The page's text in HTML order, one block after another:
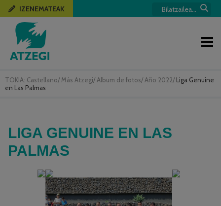
TOKIA: Castellano/ Más Atzegi/ Album de fotos/ Año 2022/ Liga Genuine
en Las Palmas
IZENEMATEAK
LIGA GENUINE EN LAS
PALMAS